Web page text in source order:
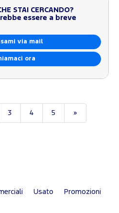
STAI CERCANDO?
essere a breve
via mail
ora
3 4 5 »
Usato Promozioni